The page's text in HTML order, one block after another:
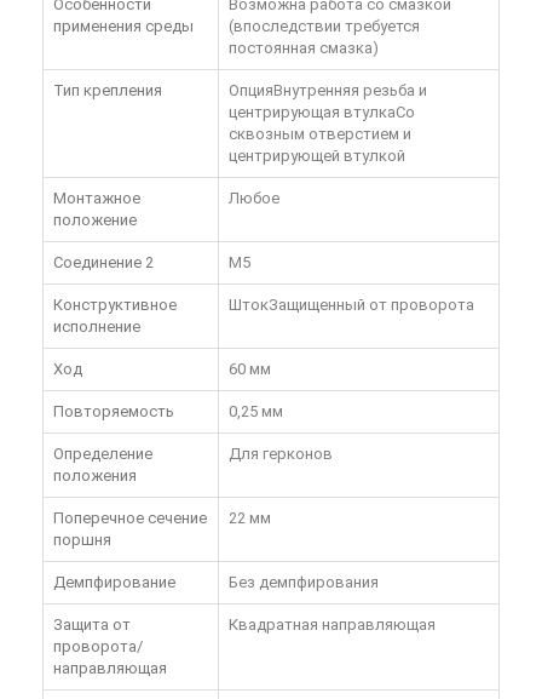
Особенности
применения среды
Возможна работа со смазкой
(впоследствии требуется
постоянная смазка)
Тип крепления
ОпцияВнутренняя резьба и
центрирующая втулкаСо
сквозным отверстием и
центрирующей втулкой
Монтажное
положение
Любое
Соединение 2 M5
Конструктивное
исполнение
ШтокЗащищенный от проворота
Ход 60 мм
Повторяемость 0,25 мм
Определение
положения
Для герконов
Поперечное сечение
поршня
22 мм
Демпфирование Без демпфирования
Защита от
проворота/
направляющая
Квадратная направляющая